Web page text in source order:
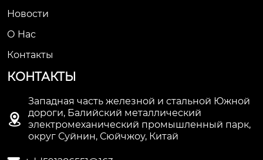
Новости
О Hас
Контакты
КОНТАКТЫ

Западная часть железной и стальной Южной
дороги, Балийский металлический
электромеханический промышленный парк,
округ Суйнин, Сюйчжоу, Китай